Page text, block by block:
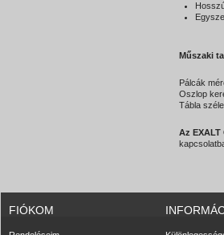
Műszaki
Pálcák
Oszlop
Tábla
Az
FIÓKOM